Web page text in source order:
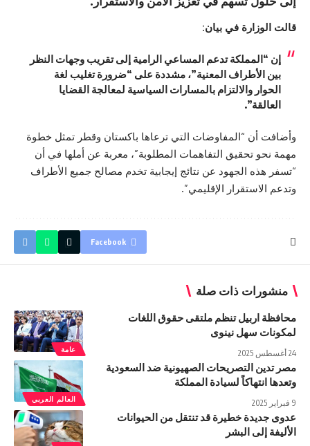
قالت الوزارة في بيان:
إن “المملكة تدعم المساعي الرامية إلى تقريب وجهات النظر
بين الأطراف المعنية”، مشددة على “ضرورة تغليب لغة
الحوار والالتزام بالمسارات السياسية لمعالجة القضايا
العالقة”.
وأضافت أن “المفاوضات التي ترعاها باكستان وقطر تمثل خطوة
مهمة نحو تحقيق التفاهمات المطلوبة”، معربة عن أملها في أن
“تسفر هذه الجهود عن نتائج إيجابية تخدم مصالح جميع الأطراف
وتدعم الاستقرار الإقليمي”.
Facebook
منشورات ذات صلة
عامة
محافظة اربیل تنظم ملتقى حقوق اللغات
لمكونات سهل نينوى
24 أغسطس 2025
العالم العربي
مصر تدين التصريحات الصهيونية ضد السعودية
وتعدها انتهاكاً لسيادة المملكة
9 فبراير 2025
عدوى جديدة خطيرة قد تنتقل من الحيوانات
الأليفة إلى البشر